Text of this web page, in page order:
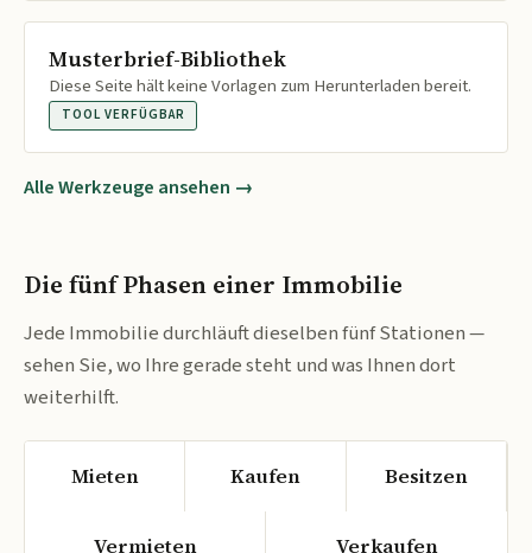
Musterbrief-Bibliothek
Diese Seite hält keine Vorlagen zum Herunterladen bereit.
TOOL VERFÜGBAR
Alle Werkzeuge ansehen →
Die fünf Phasen einer Immobilie
Jede Immobilie durchläuft dieselben fünf Stationen —
sehen Sie, wo Ihre gerade steht und was Ihnen dort
weiterhilft.
Mieten Kaufen Besitzen
Vermieten Verkaufen